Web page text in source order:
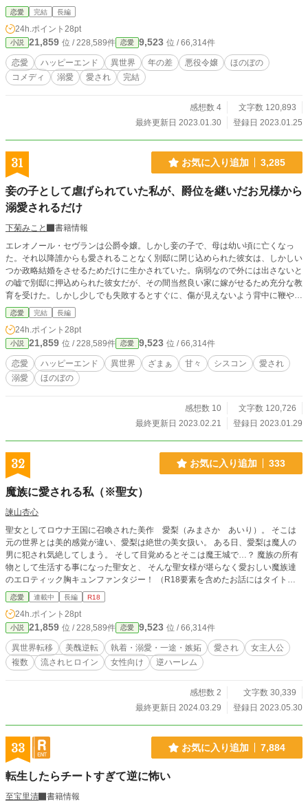
恋愛 完結 長編
24h.ポイント 28pt
小説 21,859 位 / 228,589件 恋愛 9,523 位 / 66,314件
恋愛 ハッピーエンド 異世界 年の差 悪役令嬢
ほのぼの
コメディ
溺愛 愛され 完結
感想数 4
文字数 120,893
最終更新日 2023.01.30
登録日 2023.01.25
31 お気に入り追加 3,285
妾の子として虐げられていた私が、爵位を継いだお兄様から
溺愛されるだけ
下菊みこと
書籍情報
エレオノール・セヴランは公爵令嬢。しかし妾の子で、母は幼い頃に亡くなっ
た。それ以降誰からも愛されることなく別邸に閉じ込められた彼女は、しかしい
つか政略結婚をさせるためだけに生かされていた。病弱なので外には出さないと
の嘘で別邸に押込められた彼女だが、その間当然良い家に嫁がせるため充分な教
育を受けた。しかし少しでも失敗するとすぐに、傷が見えないよう背中に鞭や杖
が飛んでくる。恐怖しかなかった。また、母に似て可愛らしい顔立ちだったため
見た目も磨き上げられた。だが、ちょっとでも家庭教師が付けた傷以外に傷が出
来ると罵倒される。苦痛だった。 そんな中で、セヴラン公爵が亡くなった。幼
い頃に可愛がってくれた兄が爵位を継いだらしい。あの兄は、自分のことを覚え
ていてくれるだろうか。一目でいいから、政略結婚でここから離れる前に会いた
い。あの頃妾の子であった自分を可愛がってくれたことを感謝していると伝えた
い。そう願っていたエレオノールに、いつも虐めてくるメイドが顔色を悪くしな
る。これは、本来なら恵まれた生まれのはずなのにかなり不遇な少女が、今度こ
そ周囲の人々に恵まれて幸せを掴むお話。または、そんな彼女を溺愛する周囲の
恋愛 完結 長編
24h.ポイント 28pt
小説 21,859 位 / 228,589件 恋愛 9,523 位 / 66,314件
恋愛 ハッピーエンド 異世界 ざまぁ 甘々 シスコン
愛され
溺愛
ほのぼの
感想数 10
文字数 120,726
最終更新日 2023.02.21
登録日 2023.01.29
32 お気に入り追加 333
魔族に愛される私（※聖女）
諫山杏心
聖女としてロウナ王国に召喚された美作 愛梨（みまさか あいり）。 そこは
元の世界とは美的感覚が違い、愛梨は絶世の美女扱い。 ある日、愛梨は魔人の
男に犯され気絶してしまう。 そして目覚めるとそこは魔王城で…？ 魔族の所有
物として生活する事になった聖女と、 そんな聖女様が堪らなく愛おしい魔族達
のエロティック胸キュンファンタジー！ （R18要素を含めたお話にはタイトル
横に※がついています）
恋愛 連載中 長編 R18
24h.ポイント 28pt
小説 21,859 位 / 228,589件 恋愛 9,523 位 / 66,314件
異世界転移 美醜逆転 執着・溺愛・一途・嫉妬 愛され
女主人公
複数
流されヒロイン 女性向け 逆ハーレム
感想数 2
文字数 30,339
最終更新日 2024.03.29
登録日 2023.05.30
33 お気に入り追加 7,884
転生したらチートすぎて逆に怖い
至宝里清 書籍情報